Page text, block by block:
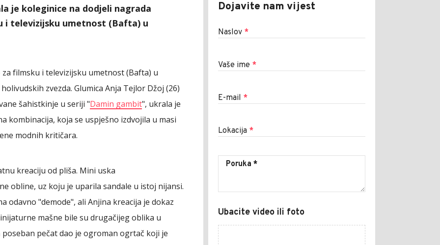
je koleginice na dodjeli nagrada
i televizijsku umetnost (Bafta) u
filmsku i televizijsku umetnost (Bafta) u
zvezda. Glumica Anja Tejlor Džoj (26)
šahistkinje u seriji "Damin gambit", ukrala je
kombinacija, koja se uspješno izdvojila u masi
modnih kritičara.
kreaciju od pliša. Mini uska
obline, uz koju je uparila sandale u istoj nijansi.
odavno "demode", ali Anjina kreacija je dokaz
mašne bile su drugačijeg oblika u
pečat dao je ogroman ogrtač koji je
Dojavite nam vijest
Naslov *
Vaše ime *
E-mail *
Lokacija *
Ubacite video ili foto